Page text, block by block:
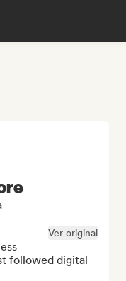
Ver original
followed digital